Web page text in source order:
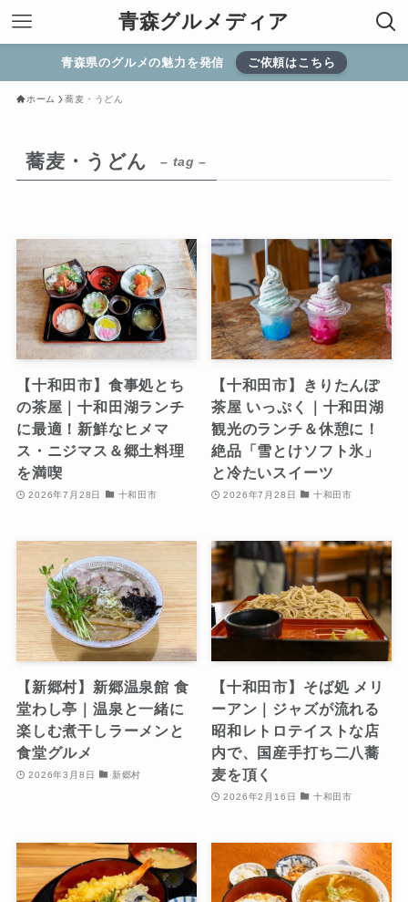
青森グルメディア
青森県のグルメの魅力を発信 ご依頼はこちら
ホーム 蕎麦・うどん
蕎麦・うどん – tag –
【十和田市】食事処とち
の茶屋｜十和田湖ランチ
に最適！新鮮なヒメマ
ス・ニジマス＆郷土料理
を満喫
2026年7月28日 十和田市
【十和田市】きりたんぽ
茶屋 いっぷく｜十和田湖
観光のランチ＆休憩に！
絶品「雪とけソフト氷」
と冷たいスイーツ
2026年7月28日 十和田市
【新郷村】新郷温泉館 食
堂わし亭｜温泉と一緒に
楽しむ煮干しラーメンと
食堂グルメ
2026年3月8日 新郷村
【十和田市】そば処 メリ
ーアン｜ジャズが流れる
昭和レトロテイストな店
内で、国産手打ち二八蕎
麦を頂く
2026年2月16日 十和田市